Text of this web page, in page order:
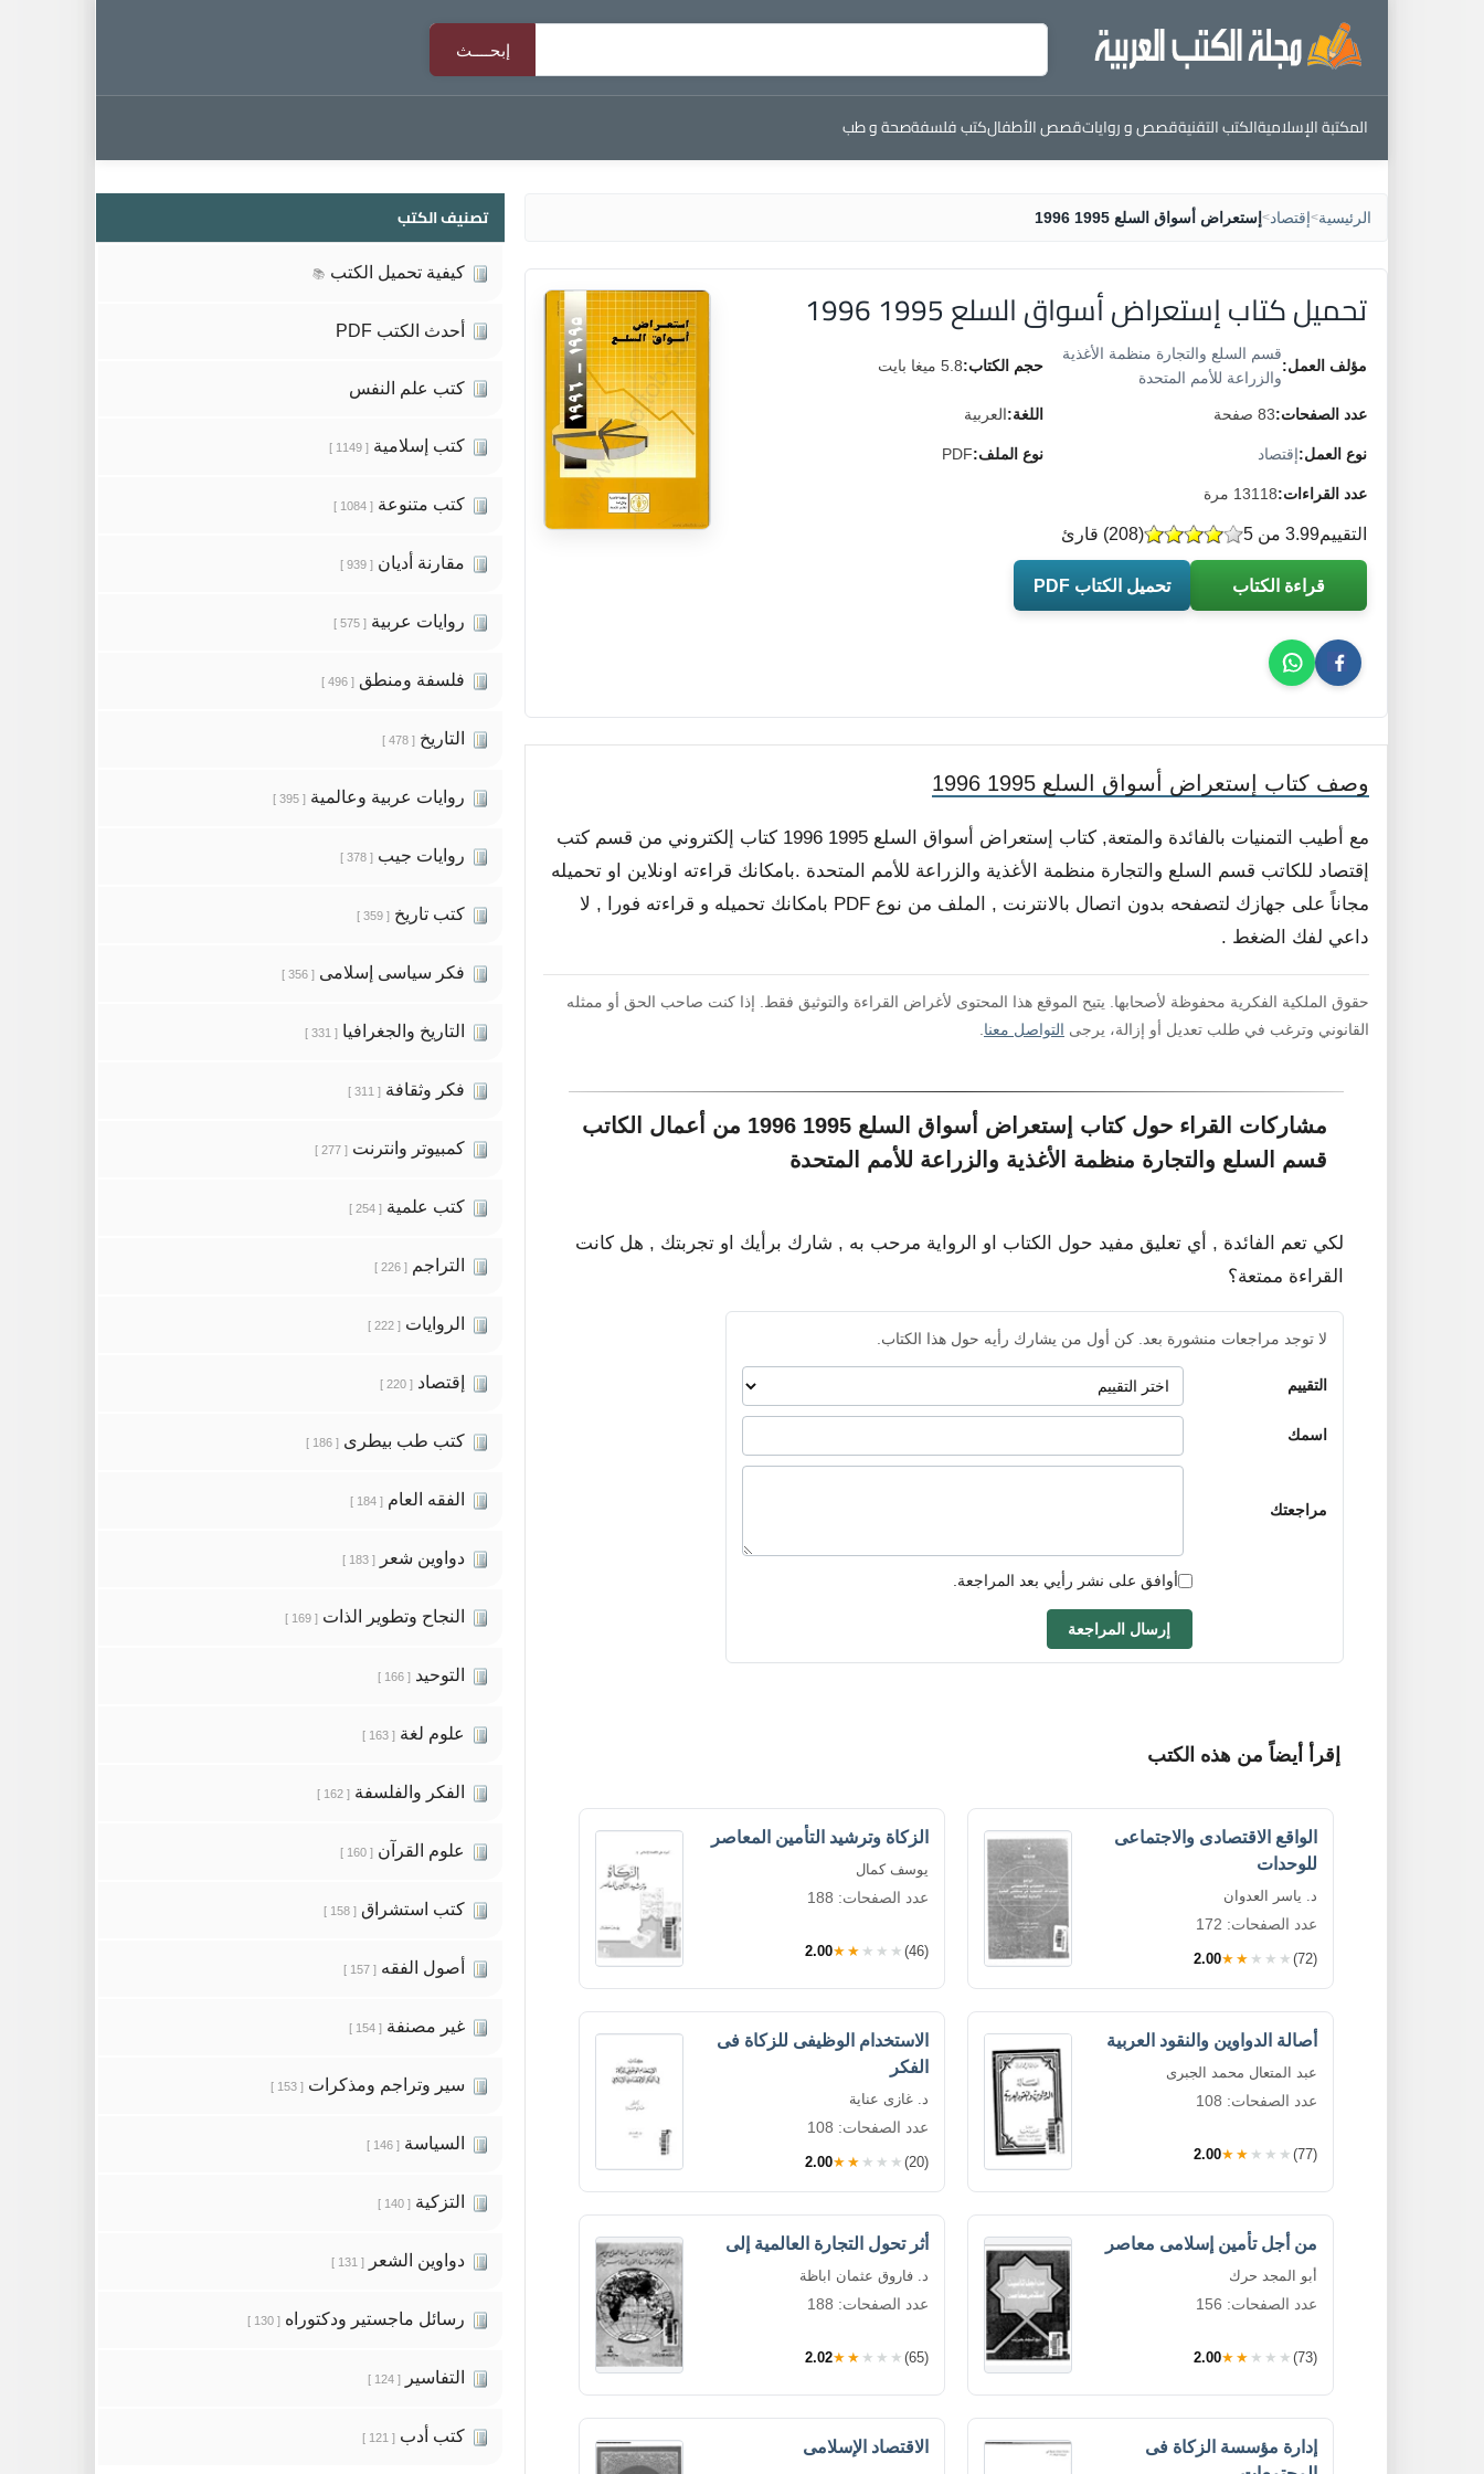
المكتبة الإسلاميةالكتب التقنيةقصص و رواياتقصص الأطفالكتب فلسفةصحة و طب
الرئيسية>إقتصاد> إستعراض أسواق السلع 1995 1996
تحميل كتاب إستعراض أسواق السلع 1995 1996
مؤلف العمل:
قسم السلع والتجارة منظمة الأغذية
والزراعة للأمم المتحدة
حجم الكتاب:5.8 ميغا بايت
عدد الصفحات:83 صفحة اللغة:العربية
نوع العمل:إقتصاد نوع الملف:PDF
عدد القراءات:13118 مرة
التقييم (
208) قارئ 3.99 من 5
قراءة الكتاب تحميل الكتاب PDF
وصف كتاب إستعراض أسواق السلع 1995 1996
مع أطيب التمنيات بالفائدة والمتعة, كتاب إستعراض أسواق السلع 1995 1996 كتاب إلكتروني من قسم كتب
إقتصاد للكاتب قسم السلع والتجارة منظمة الأغذية والزراعة للأمم المتحدة .بامكانك قراءته اونلاين او تحميله
مجاناً على جهازك لتصفحه بدون اتصال بالانترنت , الملف من نوع PDF بامكانك تحميله و قراءته فورا , لا
داعي لفك الضغط .
حقوق الملكية الفكرية محفوظة لأصحابها. يتيح الموقع هذا المحتوى لأغراض القراءة والتوثيق فقط. إذا كنت صاحب الحق أو ممثله
القانوني وترغب في طلب تعديل أو إزالة، يرجى التواصل معنا
مشاركات القراء حول كتاب إستعراض أسواق السلع 1995 1996 من أعمال الكاتب
قسم السلع والتجارة منظمة الأغذية والزراعة للأمم المتحدة
لكي تعم الفائدة , أي تعليق مفيد حول الكتاب او الرواية مرحب به , شارك برأيك او تجربتك , هل كانت
القراءة ممتعة؟
لا توجد مراجعات منشورة بعد. كن أول من يشارك رأيه حول هذا الكتاب.
التقييم
اسمك
مراجعتك
أوافق على نشر رأيي بعد المراجعة.
إرسال المراجعة
إقرأ أيضاً من هذه الكتب
الواقع الاقتصادى والاجتماعى
للوحدات
د. ياسر العدوان
عدد الصفحات: 172
2.00★★★★★ (72)
الزكاة وترشيد التأمين المعاصر
يوسف كمال
عدد الصفحات: 188
2.00★★★★★ (46)
أصالة الدواوين والنقود العربية
عبد المتعال محمد الجبرى
عدد الصفحات: 108
2.00★★★★★ (77)
الاستخدام الوظيفى للزكاة فى
الفكر
د. غازى عناية
عدد الصفحات: 108
2.00★★★★★ (20)
من أجل تأمين إسلامى معاصر
أبو المجد حرك
عدد الصفحات: 156
2.00★★★★★ (73)
أثر تحول التجارة العالمية إلى
د. فاروق عثمان اباظة
عدد الصفحات: 188
2.02★★★★★ (65)
إدارة مؤسسة الزكاة فى
الاقتصاد الإسلامى
تصنيف الكتب
كيفية تحميل الكتب 📚
أحدث الكتب PDF
كتب علم النفس
كتب إسلامية [ 1149 ]
كتب متنوعة [ 1084 ]
مقارنة أديان [ 939 ]
روايات عربية [ 575 ]
فلسفة ومنطق [ 496 ]
التاريخ [ 478 ]
روايات عربية وعالمية [ 395 ]
روايات جيب [ 378 ]
كتب تاريخ [ 359 ]
فكر سياسى إسلامى [ 356 ]
التاريخ والجغرافيا [ 331 ]
فكر وثقافة [ 311 ]
كمبيوتر وانترنت [ 277 ]
كتب علمية [ 254 ]
التراجم [ 226 ]
الروايات [ 222 ]
إقتصاد [ 220 ]
كتب طب بيطرى [ 186 ]
الفقه العام [ 184 ]
دواوين شعر [ 183 ]
النجاح وتطوير الذات [ 169 ]
التوحيد [ 166 ]
علوم لغة [ 163 ]
الفكر والفلسفة [ 162 ]
علوم القرآن [ 160 ]
كتب استشراق [ 158 ]
أصول الفقه [ 157 ]
غير مصنفة [ 154 ]
سير وتراجم ومذكرات [ 153 ]
السياسة [ 146 ]
التزكية [ 140 ]
دواوين الشعر [ 131 ]
رسائل ماجستير ودكتوراه [ 130 ]
التفاسير [ 124 ]
كتب أدب [ 121 ]